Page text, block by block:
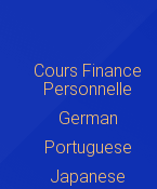
Cours Finance
Personnelle
German
Portuguese
Japanese